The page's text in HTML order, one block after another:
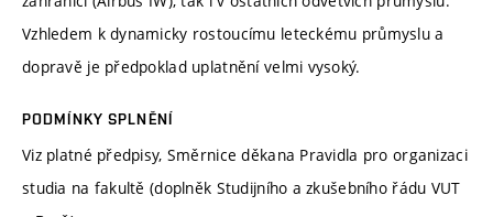
Vzhledem k dynamicky rostoucímu leteckému průmyslu a
dopravě je předpoklad uplatnění velmi vysoký.
PODMÍNKY SPLNĚNÍ
Viz platné předpisy, Směrnice děkana Pravidla pro organizaci
studia na fakultě (doplněk Studijního a zkušebního řádu VUT